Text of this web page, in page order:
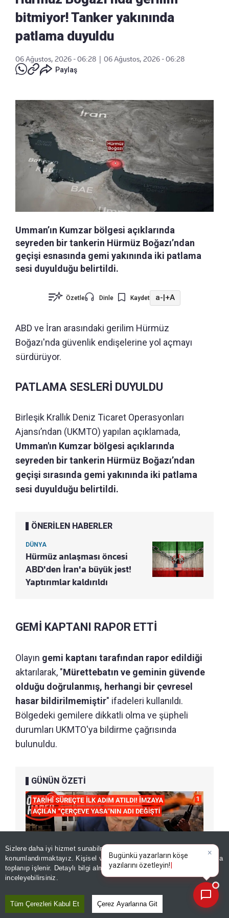
Sizlere daha iyi hizmet sunabilmek adına sitemizde
konumlandırmaktayız. Kişisel verileriniz, KVKK ve GDPR kapsamında
toplanıp işlenir. Detaylı bilgi almak içinAydınlatma Metnimizi
inceleyebilirsiniz.
Tüm Çerezleri Kabul Et Çerez Ayarlarına Git
bitmiyor! Tanker yakınında
patlama duyuldu
06 Ağustos, 2026 - 06:28
06 Ağustos, 2026 - 06:28
Paylaş
Umman’ın Kumzar bölgesi açıklarında
seyreden bir tankerin Hürmüz Boğazı’ndan
geçişi esnasında gemi yakınında iki patlama
sesi duyulduğu belirtildi.
Özetle Dinle Kaydet a- +A
ABD ve İran arasındaki gerilim Hürmüz
Boğazı'nda güvenlik endişelerine yol açmayı
sürdürüyor.
PATLAMA SESLERİ DUYULDU
Birleşik Krallık Deniz Ticaret Operasyonları
Ajansı’ndan (UKMTO) yapılan açıklamada,
Umman'ın Kumzar bölgesi açıklarında
seyreden bir tankerin Hürmüz Boğazı’ndan
geçişi sırasında gemi yakınında iki patlama
sesi duyulduğu belirtildi.
ÖNERİLEN HABERLER
DÜNYA
Hürmüz anlaşması öncesi
ABD'den İran'a büyük jest!
Yaptırımlar kaldırıldı
GEMİ KAPTANI RAPOR ETTİ
Olayın gemi kaptanı tarafından rapor edildiği
aktarılarak, "Mürettebatın ve geminin güvende
olduğu doğrulanmış, herhangi bir çevresel
hasar bildirilmemiştir" ifadeleri kullanıldı.
Bölgedeki gemilere dikkatli olma ve şüpheli
durumları UKMTO'ya bildirme çağrısında
bulunuldu.
GÜNÜN ÖZETİ
×
Bugünkü yazarların köşe
yazılarını özet|